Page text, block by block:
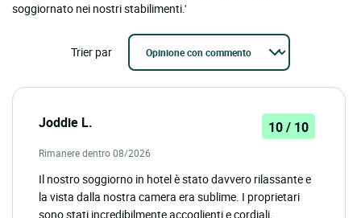
soggiornato nei nostri stabilimenti.'
Trier par
Joddie L. 10 / 10
Rimanere dentro 08/2026
Il nostro soggiorno in hotel è stato davvero rilassante e
la vista dalla nostra camera era sublime. I proprietari
sono stati incredibilmente accoglienti e cordiali.